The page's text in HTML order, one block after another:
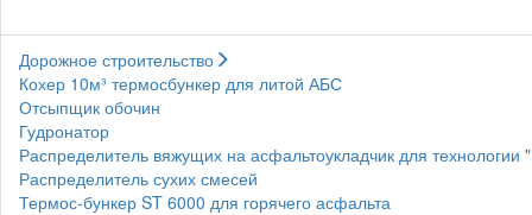
Дорожное строительство
Кохер 10м³ термосбункер для литой АБС
Отсыпщик обочин
Гудронатор
Распределитель вяжущих на асфальтоукладчик для технологии
Распределитель сухих смесей
Термос-бункер ST 6000 для горячего асфальта